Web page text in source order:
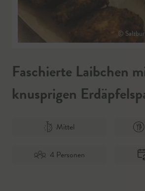
©
Faschierte Laibchen
knusprigen
Mittel
4 Personen